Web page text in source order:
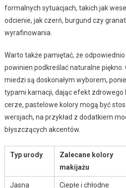
formalnych sytuacjach, takich jak
odcienie, jak czerń, burgund czy
wyrafinowania.
Warto także pamiętać, że
powinien podkreślać naturalne piękno.
miedzi są doskonałym wyborem,
typami karnacji, dając efekt zdrowego
cerze, pastelowe kolory mogą być
wersjach, na przykład z dodatkiem
błyszczących akcentów.
Typ urody
Zalecane kolory
makijażu
Jasna Ciepłe i chłodne